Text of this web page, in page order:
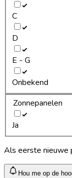
C
D
E - G
Onbekend
Zonnepanelen
Ja
Als eerste nieuwe
Hou me op de